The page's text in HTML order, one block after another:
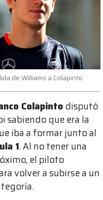
de Williams a Colapinto
Colapinto disputó
sabiendo que era la
iba a formar junto al
1. Al no tener una
el piloto
volver a subirse a un